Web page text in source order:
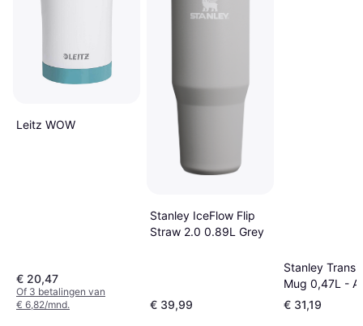
Leitz WOW
€ 20,47
Of 3 betalingen van
€ 6,82/mnd.
Stanley IceFlow Flip
Straw 2.0 0.89L Grey
€ 39,99
Stanley
Mug 0,47L -
€ 31,19